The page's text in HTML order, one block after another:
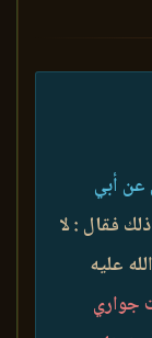
عن أبي
فقال : لا
عليه
جواري